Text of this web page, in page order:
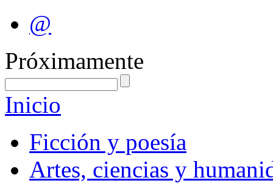
@
Próximamente
Inicio
Ficción y poesía
Artes, ciencias y